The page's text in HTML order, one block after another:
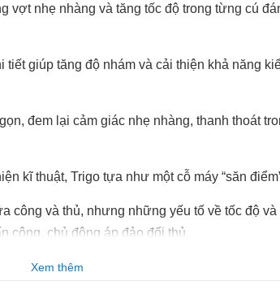
vợt nhẹ nhàng và tăng tốc độ trong từng cú
giúp tăng độ nhám và cải thiện khả năng
đem lại cảm giác nhẹ nhàng, thanh thoát
kĩ thuật, Trigo tựa như một cỗ máy “săn
công và thủ, nhưng những yếu tố về tốc độ
chủ động áp đảo đối thủ.
Xem thêm